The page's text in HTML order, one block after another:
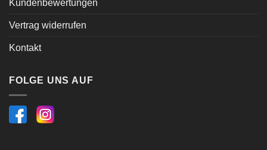
Kundenbewertungen
Vertrag widerrufen
Kontakt
FOLGE UNS AUF